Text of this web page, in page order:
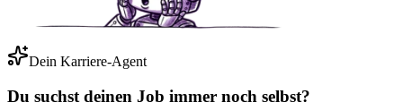
Dein Karriere-Agent
Du suchst deinen Job immer noch selbst?